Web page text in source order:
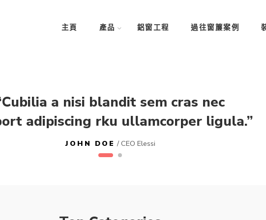
主頁 產品 鋁窗工程 過往窗簾案例
a nisi blandit sem cras nec
adipiscing rku ullamcorper ligula.”
JOHN DOE / CEO Elessi